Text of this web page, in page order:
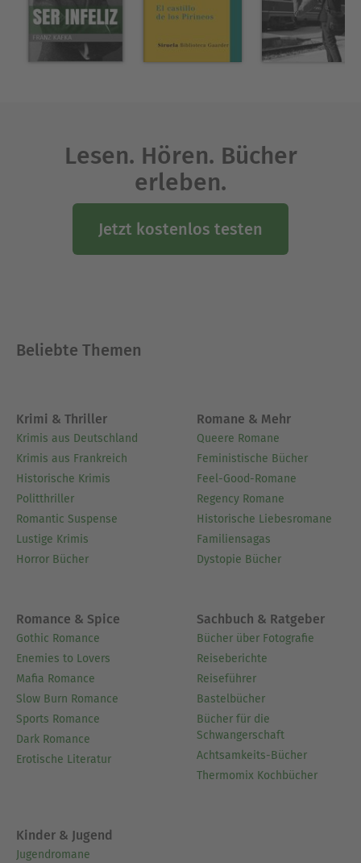
die beste Kurzgeschichte eines Newcomers
vergeben wird, zählt zu den bedeutendsten
literarischen Auszeichnungen in Japan.
Lesen. Hören. Bücher
erleben.
Jetzt kostenlos testen
Beliebte Themen
Krimi & Thriller
Krimis aus Deutschland
Krimis aus Frankreich
Historische Krimis
Politthriller
Romantic Suspense
Lustige Krimis
Horror Bücher
Romane & Mehr
Queere Romane
Feministische Bücher
Feel-Good-Romane
Regency Romane
Historische Liebesromane
Familiensagas
Dystopie Bücher
Romance & Spice
Gothic Romance
Enemies to Lovers
Mafia Romance
Slow Burn Romance
Sports Romance
Dark Romance
Erotische Literatur
Sachbuch & Ratgeber
Bücher über Fotografie
Reiseberichte
Reiseführer
Bastelbücher
Bücher für die
Schwangerschaft
Achtsamkeits-Bücher
Thermomix Kochbücher
Kinder & Jugend
Jugendromane